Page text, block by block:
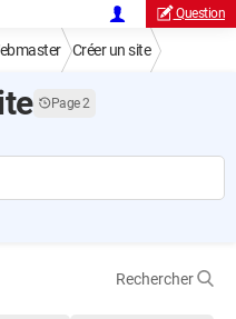
Question
Créer un site
Page 2
Rechercher